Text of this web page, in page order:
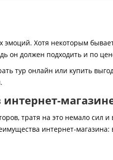
Хотя некоторым
он должен подходить и по
тур онлайн или купить
тратя на это немало сил и
интернет-магазина: